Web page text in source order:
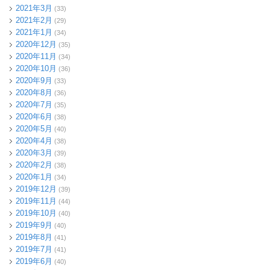
2021年3月 (33)
2021年2月 (29)
2021年1月 (34)
2020年12月 (35)
2020年11月 (34)
2020年10月 (36)
2020年9月 (33)
2020年8月 (36)
2020年7月 (35)
2020年6月 (38)
2020年5月 (40)
2020年4月 (38)
2020年3月 (39)
2020年2月 (38)
2020年1月 (34)
2019年12月 (39)
2019年11月 (44)
2019年10月 (40)
2019年9月 (40)
2019年8月 (41)
2019年7月 (41)
2019年6月 (40)